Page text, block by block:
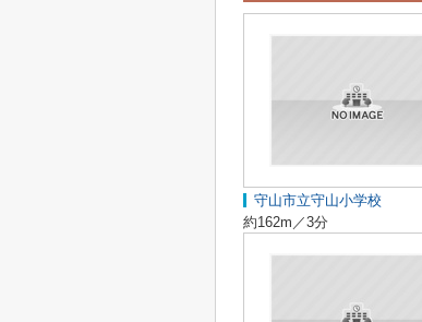
守山市立守山小学校
約162m／3分